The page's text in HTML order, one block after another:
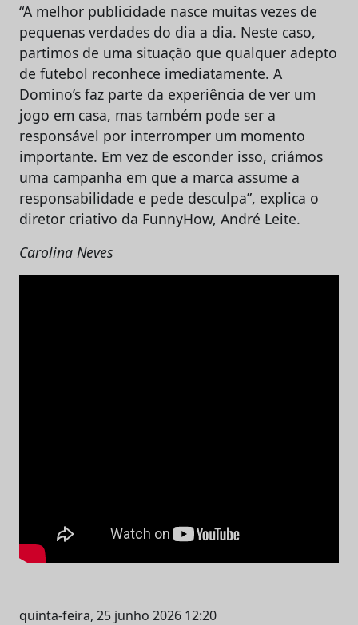
“A melhor publicidade nasce muitas vezes de
pequenas verdades do dia a dia. Neste caso,
partimos de uma situação que qualquer adepto
de futebol reconhece imediatamente. A
Domino’s faz parte da experiência de ver um
jogo em casa, mas também pode ser a
responsável por interromper um momento
importante. Em vez de esconder isso, criámos
uma campanha em que a marca assume a
responsabilidade e pede desculpa”, explica o
diretor criativo da FunnyHow, André Leite.
Carolina Neves
quinta-feira, 25 junho 2026 12:20